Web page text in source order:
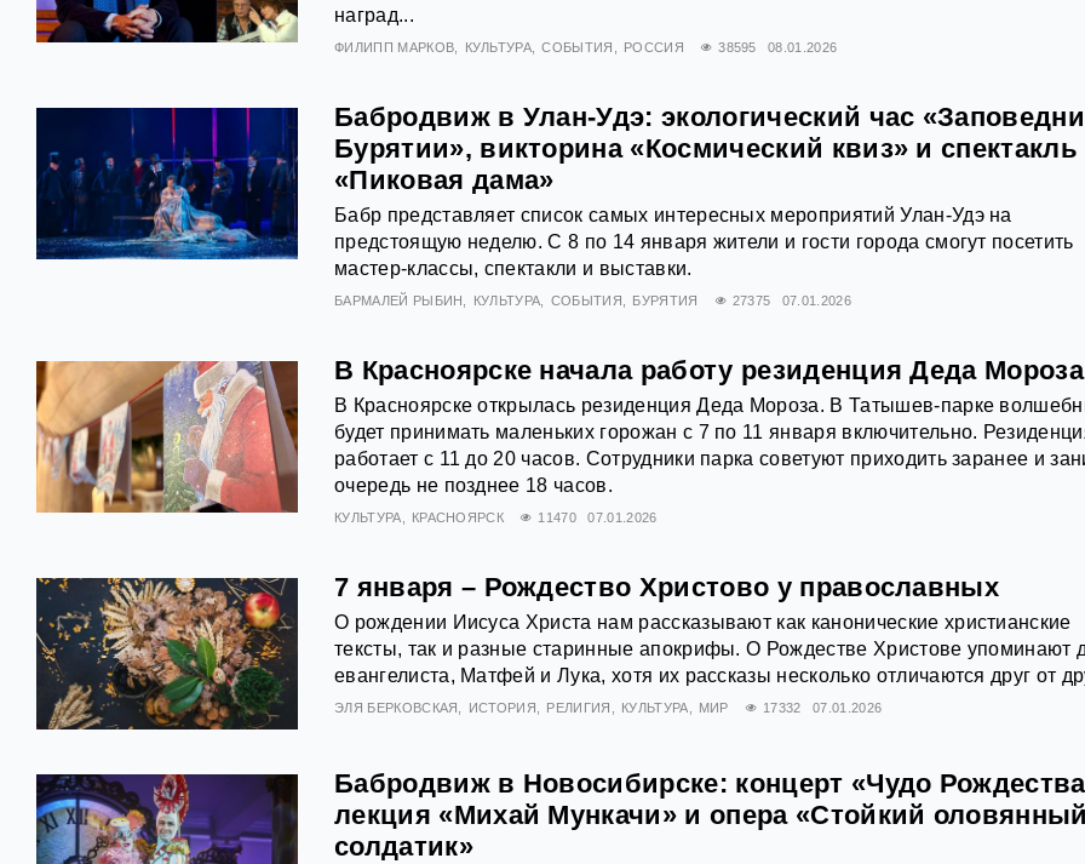
наград...
ФИЛИПП МАРКОВ КУЛЬТУРА СОБЫТИЯ РОССИЯ 38595 08.01.2026
Бабродвиж в Улан-Удэ: экологический час
Бурятии», викторина «Космический квиз» и спектакль
«Пиковая дама»
Бабр представляет список самых интересных мероприятий Улан-Удэ на
предстоящую неделю. С 8 по 14 января жители и гости города смогут посетить
мастер-классы, спектакли и выставки.
БАРМАЛЕЙ РЫБИН КУЛЬТУРА СОБЫТИЯ БУРЯТИЯ 27375 07.01.2026
В Красноярске начала работу резиденция Деда Мороза
В Красноярске открылась резиденция Деда Мороза. В Татышев-парке
будет принимать маленьких горожан с 7 по 11 января включительно.
работает с 11 до 20 часов. Сотрудники парка советуют приходить заранее и
очередь не позднее 18 часов.
КУЛЬТУРА КРАСНОЯРСК 11470 07.01.2026
7 января – Рождество Христово у православных
О рождении Иисуса Христа нам рассказывают как канонические христианские
тексты, так и разные старинные апокрифы. О Рождестве Христове упоминают
евангелиста, Матфей и Лука, хотя их рассказы несколько отличаются друг от
ЭЛЯ БЕРКОВСКАЯ ИСТОРИЯ РЕЛИГИЯ КУЛЬТУРА МИР 17332 07.01.2026
Бабродвиж в Новосибирске: концерт «Чудо
лекция «Михай Мункачи» и опера «Стойкий оловянный
солдатик»